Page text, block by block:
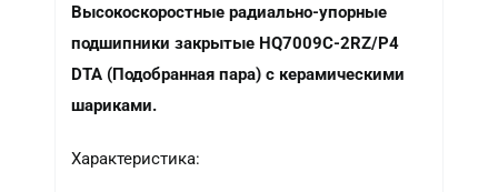
Высокоскоростные радиально-упорные
подшипники закрытые HQ7009C-2RZ/P4
DTA (Подобранная пара) с керамическими
шариками.
Характеристика: